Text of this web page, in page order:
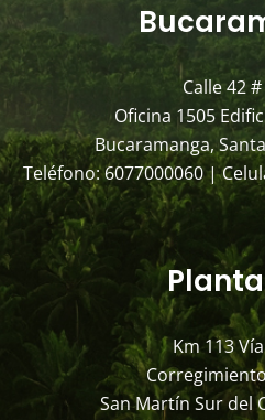
Calle 42
Oficina 1505
Bucaramanga,
Teléfono: 6077000060 |
Km 113
San Martín Sur del